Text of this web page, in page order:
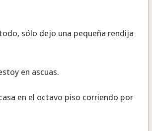
sólo dejo una pequeña rendija
en ascuas.
en el octavo piso corriendo por